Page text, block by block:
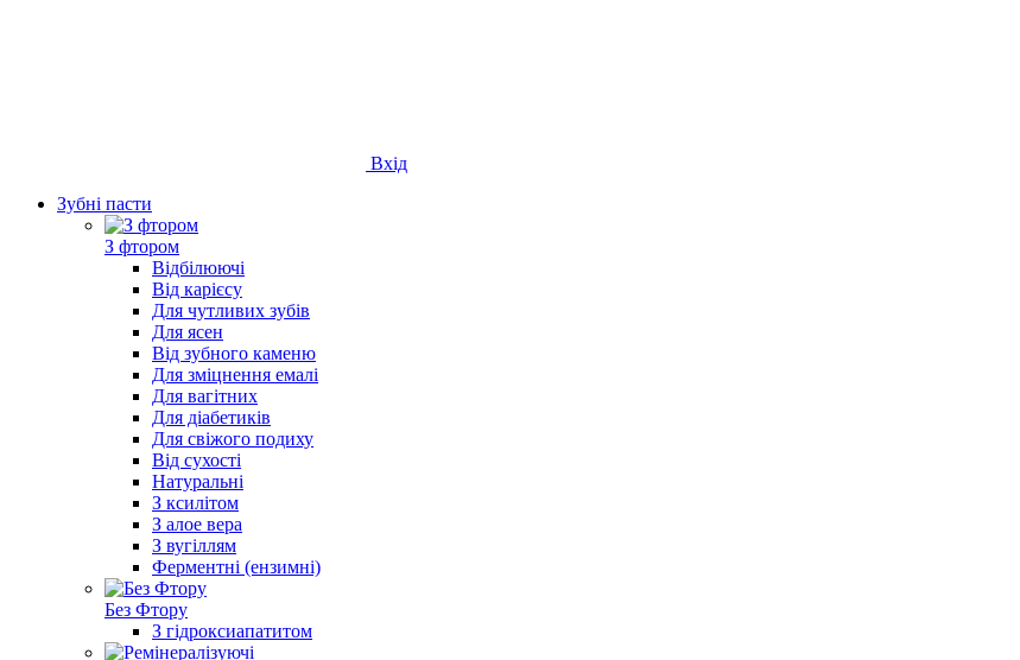
Вхід
Зубні пасти
З фтором
Відбілюючі
Від карієсу
Для чутливих зубів
Для ясен
Від зубного каменю
Для зміцнення емалі
Для вагітних
Для діабетиків
Для свіжого подиху
Від сухості
Натуральні
З ксилітом
З алое вера
З вугіллям
Ферментні (ензимні)
Без Фтору
З гідроксиапатитом